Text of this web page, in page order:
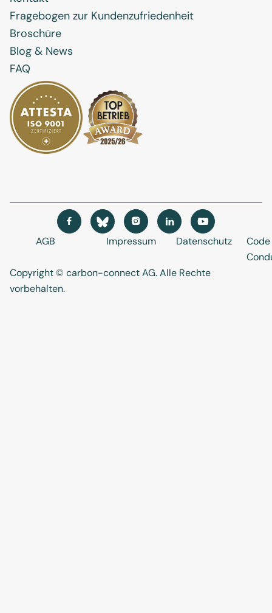
Fragebogen zur Kundenzufriedenheit
Broschüre
Blog & News
FAQ
Copyright © carbon-connect AG. Alle Rechte
vorbehalten.
AGB Impressum Datenschutz
   